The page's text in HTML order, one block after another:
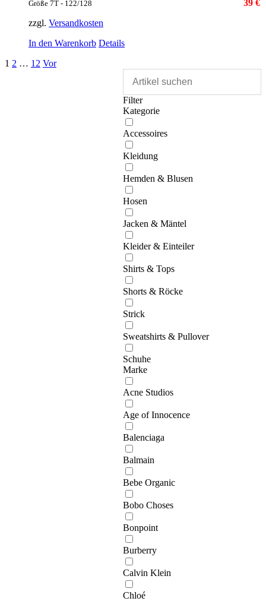
Größe 7T - 122/128
39 €
zzgl. Versandkosten
In den Warenkorb Details
1 2 … 12 Vor
Filter
Kategorie
Accessoires
Kleidung
Hemden & Blusen
Hosen
Jacken & Mäntel
Kleider & Einteiler
Shirts & Tops
Shorts & Röcke
Strick
Sweatshirts & Pullover
Schuhe
Marke
Acne Studios
Age of Innocence
Balenciaga
Balmain
Bebe Organic
Bobo Choses
Bonpoint
Burberry
Calvin Klein
Chloé